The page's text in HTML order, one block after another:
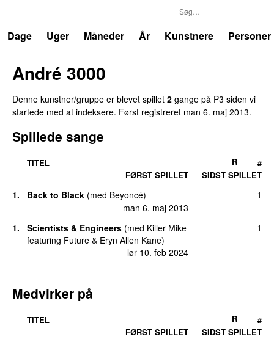
Dage
Uger Måneder År Kunstnere Personer
André 3000
Denne kunstner/gruppe er blevet spillet 2 gange på P3 siden vi
startede med at indeksere. Først registreret man 6. maj 2013.
Spillede sange
TITEL
FØRST SPILLET
SIDST SPILLET
R #
1. Back to Black (med Beyoncé)
man 6. maj 2013
1
1. Scientists & Engineers (med Killer Mike
featuring Future & Eryn Allen Kane)
lør 10. feb 2024
1
Medvirker på
TITEL
FØRST SPILLET
SIDST SPILLET
R #